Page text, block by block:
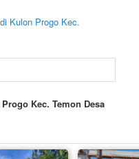
Kulon Progo Kec.
Kec. Temon Desa